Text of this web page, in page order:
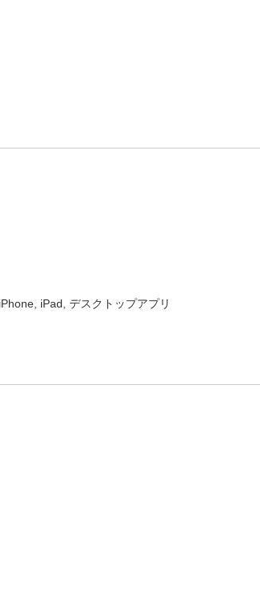
iPad, デスクトップアプリ